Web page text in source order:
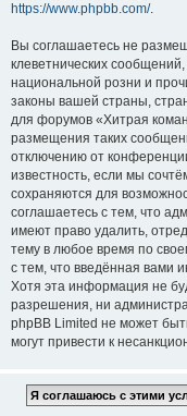
https://www.phpbb.com/.
Вы соглашаетесь не
клеветнических
национальной розни и
законы вашей страны,
для форумов «Хитрая
размещения таких
отключению от
известность, если мы
сохраняются для
соглашаетесь с тем, что
имеют право удалить,
тему в любое время по
с тем, что введённая вами
Хотя эта информация не
разрешения, ни
phpBB Limited не может
могут привести к